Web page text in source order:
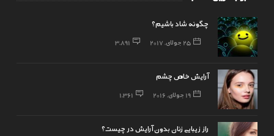
چگونه شاد باشیم؟
25 جولای, 2017 3,891
آرایش خاص چشم
19 جولای, 2016 1,361
راز زیبایی زنان بدون آرایش در چیست؟